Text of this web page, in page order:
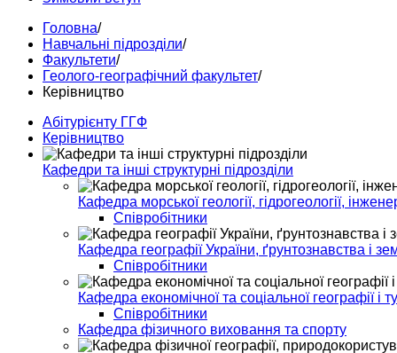
Головна/
Навчальні підрозділи/
Факультети/
Геолого-географічний факультет/
Керівництво
Абітурієнту ГГФ
Керівництво
Кафедри та інші структурні підрозділи
Кафедра морської геології, гідрогеології,
Співробітники
Кафедра географії України, ґрунтознавства і
Співробітники
Кафедра економічної та соціальної географії і
Співробітники
Кафедра фізичного виховання та спорту